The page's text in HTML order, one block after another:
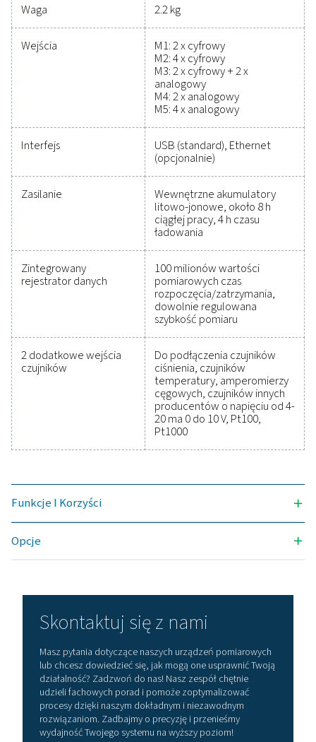
Niezawodne narzędzia
śledzenia wydajności,
poprawy wydajności i
obniżenia kosztów
Ochrona układu sprężonego powietrza przy
jednoczesnym zapewnieniu precyzyjnej
nie była łatwiejsza. Wysokiej jakości
pomiarowe zapewniają dokładne
krytycznych parametrów, pomagając w
wydajności, utrzymaniu niezawodności i
kosztownym problemom. Zaprojektowane z
trwałości i bezproblemowej integracji, te
umożliwiają podejmowanie świadomych
utrzymanie wydajności operacji na najwyższym
Skontaktuj się z nami już dziś, aby dowiedzieć się,
sposób modernizacja urządzeń pomiarowych
poprawić możliwości systemu i powodzenie
Skontaktuj się z naszymi ekspertami ds.
Dane techniczne
Wymiary 270 x 225 x 156 mm
wys. x głęb.)
Waga 2.2 kg